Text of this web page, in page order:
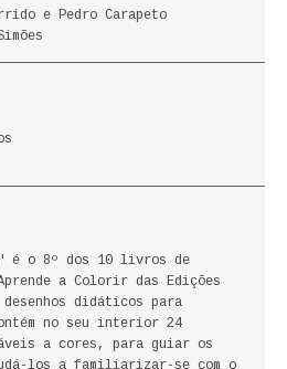
e Pedro Carapeto
é o 8º dos 10 livros de
a Colorir das Edições
didáticos para
no seu interior 24
a cores, para guiar os
los a familiarizar-se com o